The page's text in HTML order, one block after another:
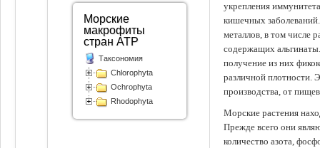
укрепления
кишечных
металлов, в том числе
содержащих
получение из них
различной плотности.
производства, от
Морские растения
Прежде всего они
количество азота,
Морские
макрофиты
стран АТР
Таксономия
Chlorophyta
Ochrophyta
Rhodophyta